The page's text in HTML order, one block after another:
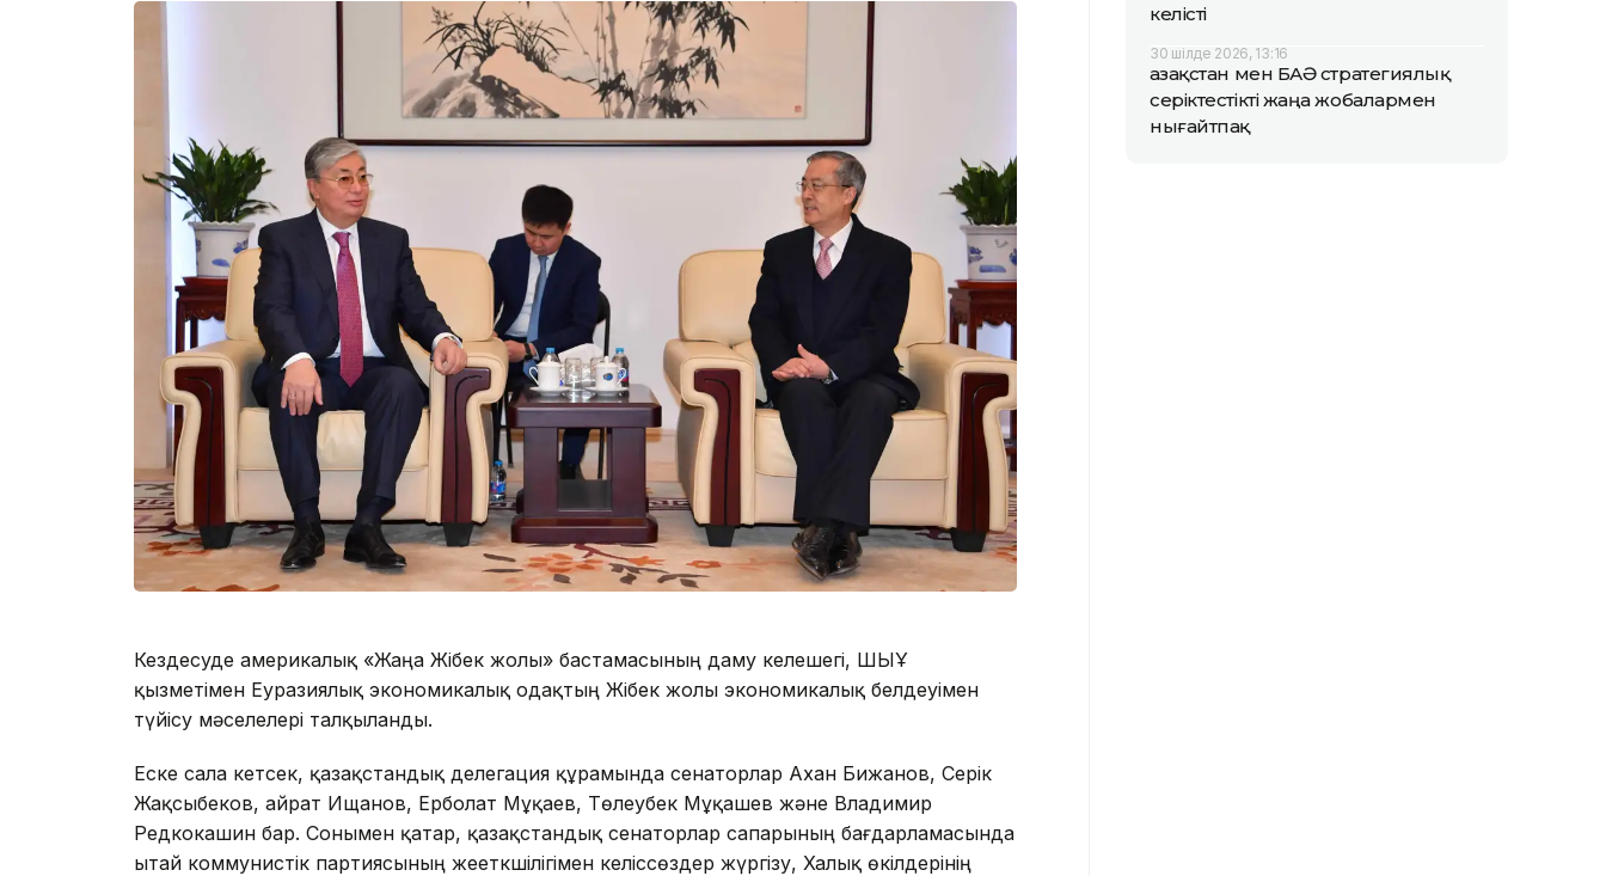
Кездесуде америкалық «Жаңа Жібек жолы» бастамасының даму келешегі, ШЫҰ
қызметімен Еуразиялық экономикалық одақтың Жібек жолы экономикалық белдеуімен
түйісу мәселелері талқыланды.
Еске сала кетсек, қазақстандық делегация құрамында сенаторлар Ахан Бижанов, Серік
Жақсыбеков, Қайрат Ищанов, Ерболат Мұқаев, Төлеубек Мұқашев және Владимир
Редкокашин бар. Сонымен қатар, қазақстандық сенаторлар сапарының бағдарламасында
Қытай коммунистік партиясының жееткшілігімен келіссөздер жүргізу, Халық өкілдерінің
келісті
30 шілде 2026, 13:16
Қазақстан мен БАӘ стратегиялық
серіктестікті жаңа жобалармен
нығайтпақ